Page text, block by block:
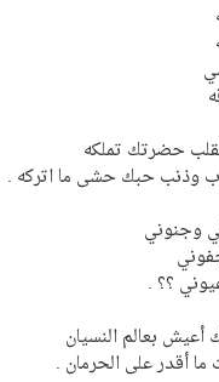
حضرتك تملكه
وذنب حبك حشى ما اتركه .
وجنوني
؟؟ .
بعالم النسيان
أقدر على الحرمان .